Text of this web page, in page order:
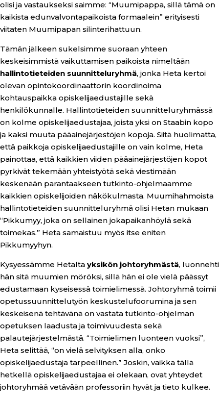
olisi ja vastaukseksi saimme: “Muumipappa, sillä tämä on
kaikista edunvalvontapaikoista formaalein” erityisesti
viitaten Muumipapan silinterihattuun.
Tämän jälkeen sukelsimme suoraan yhteen
keskeisimmistä vaikuttamisen paikoista nimeltään
hallintotieteiden suunnitteluryhmä, jonka Heta kertoi
olevan opintokoordinaattorin koordinoima
kohtauspaikka opiskelijaedustajille sekä
henkilökunnalle. Hallintotieteiden suunnitteluryhmässä
on kolme opiskelijaedustajaa, joista yksi on Staabin kopo
ja kaksi muuta pääainejärjestöjen kopoja. Siitä huolimatta,
että paikkoja opiskelijaedustajille on vain kolme, Heta
painottaa, että kaikkien viiden pääainejärjestöjen kopot
pyrkivät tekemään yhteistyötä sekä viestimään
keskenään parantaakseen tutkinto-ohjelmaamme
kaikkien opiskelijoiden näkökulmasta. Muumihahmoista
hallintotieteiden suunnitteluryhmä olisi Hetan mukaan
“Pikkumyy, joka on sellainen jokapaikanhöylä sekä
toimekas.” Heta samaistuu myös itse eniten
Pikkumyyhyn.
Kysyessämme Hetalta yksikön johtoryhmästä, luonnehti
hän sitä muumien möröksi, sillä hän ei ole vielä päässyt
edustamaan kyseisessä toimielimessä. Johtoryhmä toimii
opetussuunnittelutyön keskustelufoorumina ja sen
keskeisenä tehtävänä on vastata tutkinto-ohjelman
opetuksen laadusta ja toimivuudesta sekä
palautejärjestelmästä. “Toimielimen luonteen vuoksi”,
Heta selittää, “on vielä selvityksen alla, onko
opiskelijaedustaja tarpeellinen.” Joskin, vaikka tällä
hetkellä opiskelijaedustajaa ei olekaan, ovat yhteydet
johtoryhmää vetävään professoriin hyvät ja tieto kulkee.